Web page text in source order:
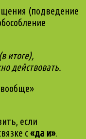
(подведение
итоге),
действовать.
если
с«да и».